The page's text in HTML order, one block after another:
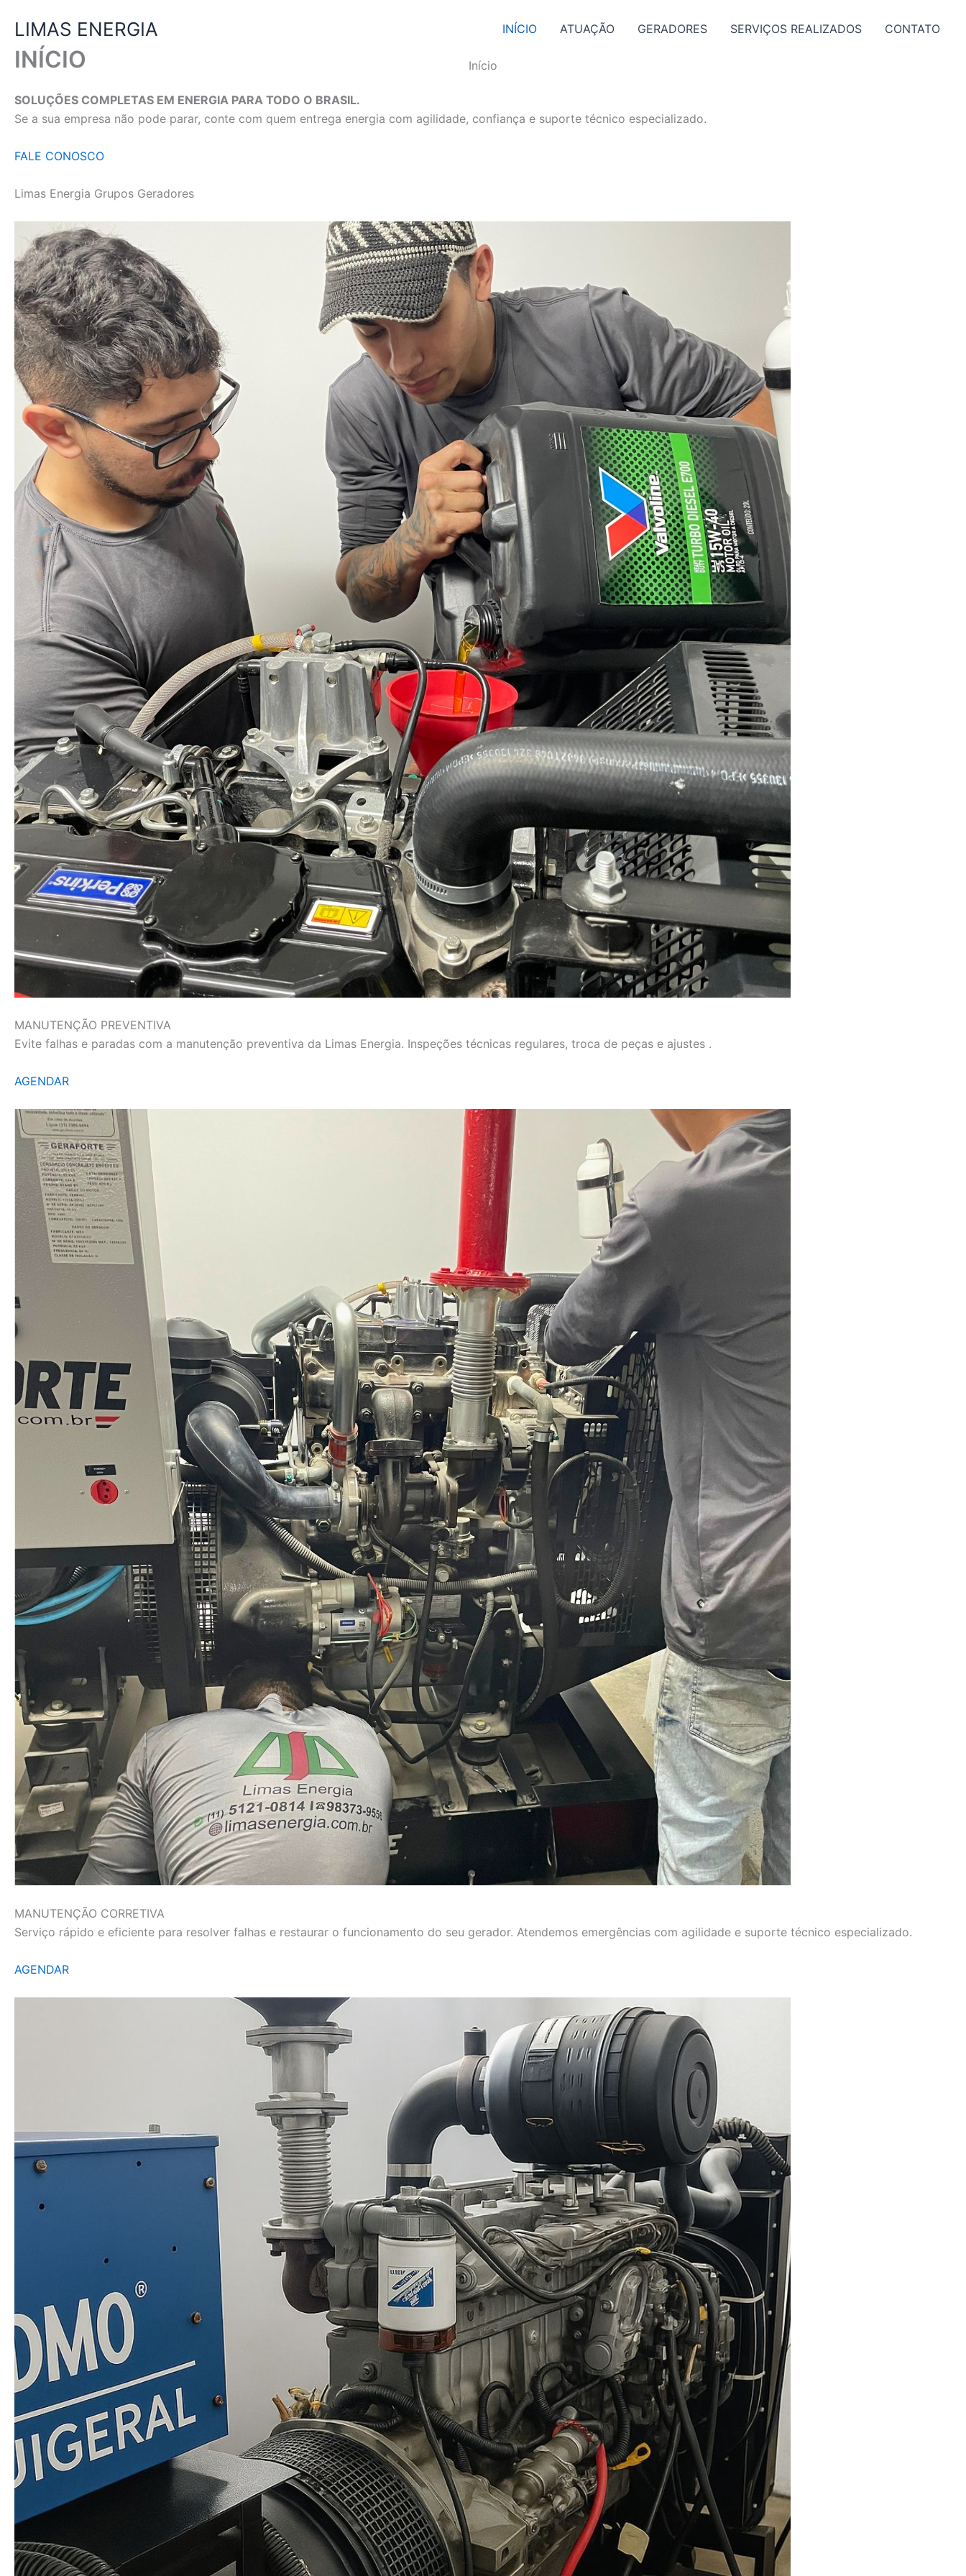
conteúdo
LIMAS ENERGIA INÍCIO ATUAÇÃO GERADORES SERVIÇOS REALIZADOS CONTATO
Início
INÍCIO
SOLUÇÕES COMPLETAS EM ENERGIA PARA TODO O BRASIL.
Se a sua empresa não pode parar, conte com quem entrega energia com agilidade, confiança e suporte técnico especializado.
FALE CONOSCO
Limas Energia Grupos Geradores
MANUTENÇÃO PREVENTIVA
Evite falhas e paradas com a manutenção preventiva da Limas Energia. Inspeções técnicas regulares, troca de peças e ajustes .
AGENDAR
MANUTENÇÃO CORRETIVA
Serviço rápido e eficiente para resolver falhas e restaurar o funcionamento do seu gerador. Atendemos emergências com agilidade e suporte técnico especializado.
AGENDAR